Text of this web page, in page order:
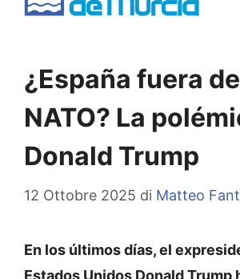
contenuto
¿España fuera
NATO? La
Donald Trump
12 Ottobre 2025 di Matteo
En los últimos días, el